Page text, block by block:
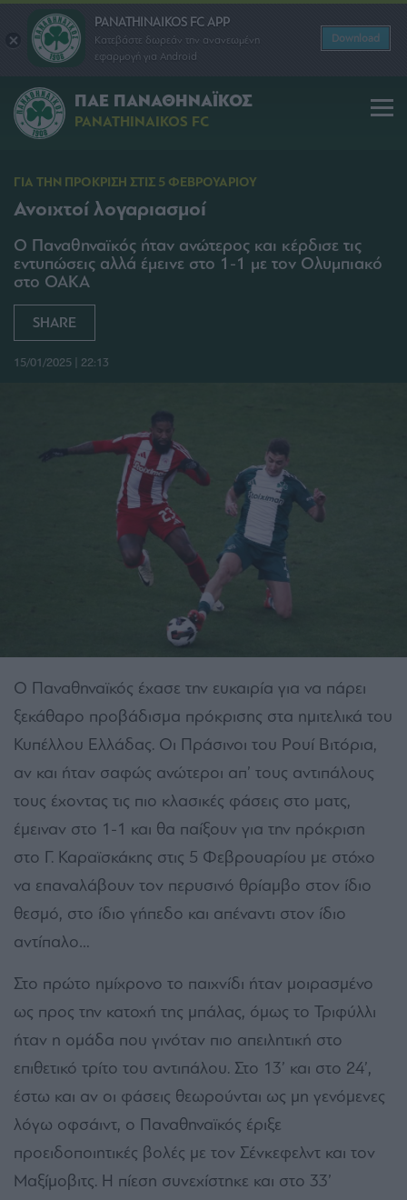
PANATHINAIKOS FC APP
Κατεβάστε δωρεάν την ανανεωμένη
εφαρμογή για Android
Download
ΠΑΕ ΠΑΝΑΘΗΝΑΪΚΟΣ
PANATHINAIKOS FC
ΓΙΑ ΤΗΝ ΠΡΟΚΡΙΣΗ ΣΤΙΣ 5 ΦΕΒΡΟΥΑΡΙΟΥ
Ανοιχτοί λογαριασμοί
Ο Παναθηναϊκός ήταν ανώτερος και κέρδισε τις
εντυπώσεις αλλά έμεινε στο 1-1 με τον Ολυμπιακό
στο ΟΑΚΑ
SHARE
15/01/2025 | 22:13
Ο Παναθηναϊκός έχασε την ευκαιρία για να πάρει
ξεκάθαρο προβάδισμα πρόκρισης στα ημιτελικά του
Κυπέλλου Ελλάδας. Οι Πράσινοι του Ρουί Βιτόρια,
αν και ήταν σαφώς ανώτεροι απ’ τους αντιπάλους
τους έχοντας τις πιο κλασικές φάσεις στο ματς,
έμειναν στο 1-1 και θα παίξουν για την πρόκριση
στο Γ. Καραϊσκάκης στις 5 Φεβρουαρίου με στόχο
να επαναλάβουν τον περυσινό θρίαμβο στον ίδιο
θεσμό, στο ίδιο γήπεδο και απέναντι στον ίδιο
αντίπαλο…
Στο πρώτο ημίχρονο το παιχνίδι ήταν μοιρασμένο
ως προς την κατοχή της μπάλας, όμως το Τριφύλλι
ήταν η ομάδα που γινόταν πιο απειλητική στο
επιθετικό τρίτο του αντιπάλου. Στο 13’ και στο 24’,
έστω και αν οι φάσεις θεωρούνται ως μη γενόμενες
λόγω οφσάιντ, ο Παναθηναϊκός έριξε
προειδοποιητικές βολές με τον Σένκεφελντ και τον
Μαξίμοβιτς. Η πίεση συνεχίστηκε και στο 33’